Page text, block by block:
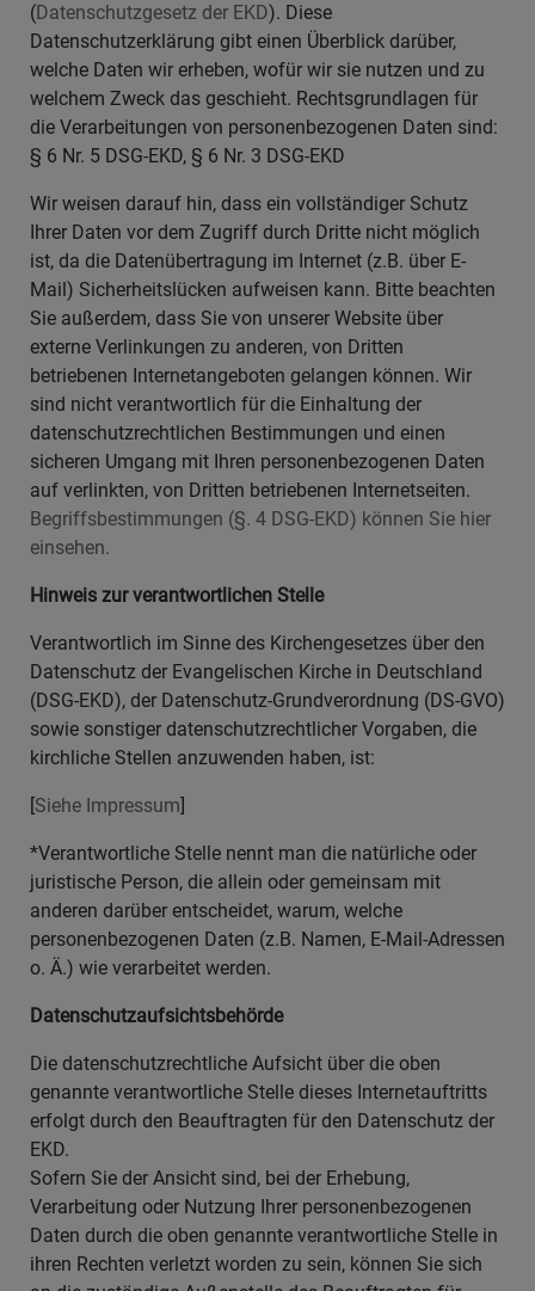
(Datenschutzgesetz der EKD). Diese
Datenschutzerklärung gibt einen Überblick darüber,
welche Daten wir erheben, wofür wir sie nutzen und zu
welchem Zweck das geschieht. Rechtsgrundlagen für
die Verarbeitungen von personenbezogenen Daten sind:
§ 6 Nr. 5 DSG-EKD, § 6 Nr. 3 DSG-EKD
Wir weisen darauf hin, dass ein vollständiger Schutz
Ihrer Daten vor dem Zugriff durch Dritte nicht möglich
ist, da die Datenübertragung im Internet (z.B. über E-
Mail) Sicherheitslücken aufweisen kann. Bitte beachten
Sie außerdem, dass Sie von unserer Website über
externe Verlinkungen zu anderen, von Dritten
betriebenen Internetangeboten gelangen können. Wir
sind nicht verantwortlich für die Einhaltung der
datenschutzrechtlichen Bestimmungen und einen
sicheren Umgang mit Ihren personenbezogenen Daten
auf verlinkten, von Dritten betriebenen Internetseiten.
Begriffsbestimmungen (§. 4 DSG-EKD) können Sie hier
einsehen.
Hinweis zur verantwortlichen Stelle
Verantwortlich im Sinne des Kirchengesetzes über den
Datenschutz der Evangelischen Kirche in Deutschland
(DSG-EKD), der Datenschutz-Grundverordnung (DS-GVO)
sowie sonstiger datenschutzrechtlicher Vorgaben, die
kirchliche Stellen anzuwenden haben, ist:
Siehe Impressum
*Verantwortliche Stelle nennt man die natürliche oder
juristische Person, die allein oder gemeinsam mit
anderen darüber entscheidet, warum, welche
personenbezogenen Daten (z.B. Namen, E-Mail-Adressen
o. Ä.) wie verarbeitet werden.
Datenschutzaufsichtsbehörde
Die datenschutzrechtliche Aufsicht über die oben
genannte verantwortliche Stelle dieses Internetauftritts
erfolgt durch den Beauftragten für den Datenschutz der
EKD.
Sofern Sie der Ansicht sind, bei der Erhebung,
Verarbeitung oder Nutzung Ihrer personenbezogenen
Daten durch die oben genannte verantwortliche Stelle in
ihren Rechten verletzt worden zu sein, können Sie sich